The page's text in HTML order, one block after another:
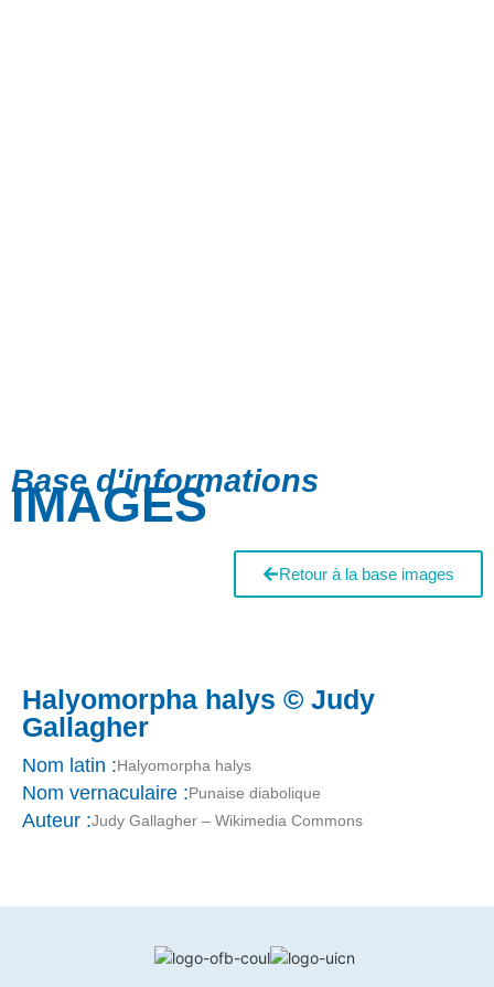
Base d'informations
IMAGES
Retour à la base images
Halyomorpha halys © Judy
Gallagher
Nom latin :Halyomorpha halys
Nom vernaculaire :Punaise diabolique
Auteur :Judy Gallagher – Wikimedia Commons